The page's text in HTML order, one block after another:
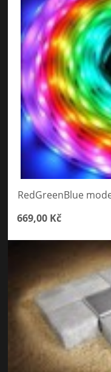
RedGreenBlue
669,00 Kč